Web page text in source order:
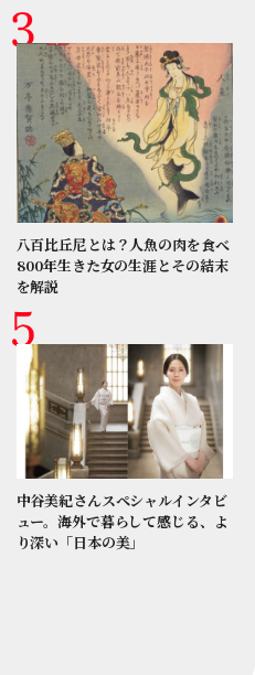
八百比丘尼とは？人魚の肉を食べ
800年生きた女の生涯とその結末
を解説
中谷美紀さんスペシャルインタビ
ュー。海外で暮らして感じる、よ
り深い「日本の美」